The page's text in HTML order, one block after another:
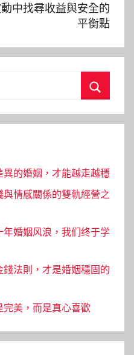
中找尋收益與安全的
平衡點
的婚姻，才能越走越穩
情感關係的雙軌經營之
婚姻风浪，我们终于学
法則，才是婚姻穩固的
完美，而是真心喜歡